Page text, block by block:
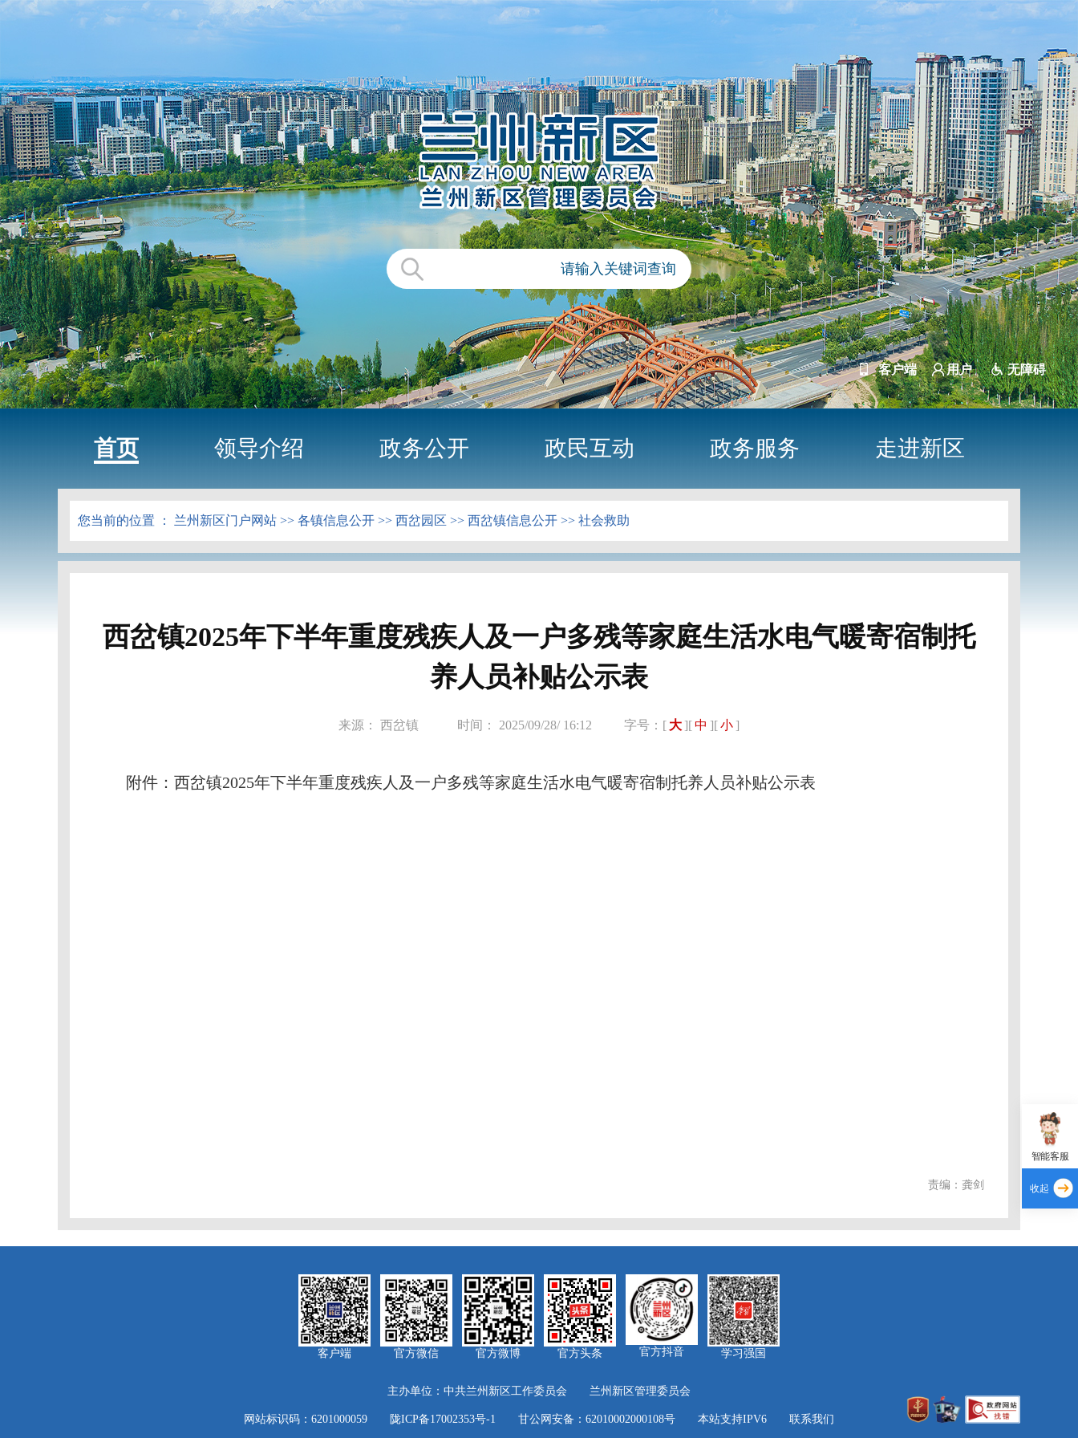
客户端 用户 无障碍
首页 领导介绍 政务公开 政民互动 政务服务 走进新区
您当前的位置 ： 兰州新区门户网站 >> 各镇信息公开 >> 西岔园区 >> 西岔镇信息公开 >> 社会救助
西岔镇2025年下半年重度残疾人及一户多残等家庭生活水电气暖寄宿制托
养人员补贴公示表
来源： 西岔镇 时间： 2025/09/28/ 16:12 字号：[ 大 ][中 ][小 ]
附件：西岔镇2025年下半年重度残疾人及一户多残等家庭生活水电气暖寄宿制托养人员补贴公示表
责编：龚剑
客户端 官方微信 官方微博 官方头条 官方抖音 学习强国
主办单位：中共兰州新区工作委员会 兰州新区管理委员会
网站标识码：6201000059 陇ICP备17002353号-1 甘公网安备：62010002000108号 本站支持IPV6 联系我们
智能客服
收起